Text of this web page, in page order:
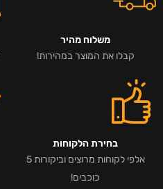
משלוח מהיר
קבלו את המוצר במהירות!
בחירת הלקוחות
אלפי לקוחות מרוצים וביקורות 5
כוכבים!